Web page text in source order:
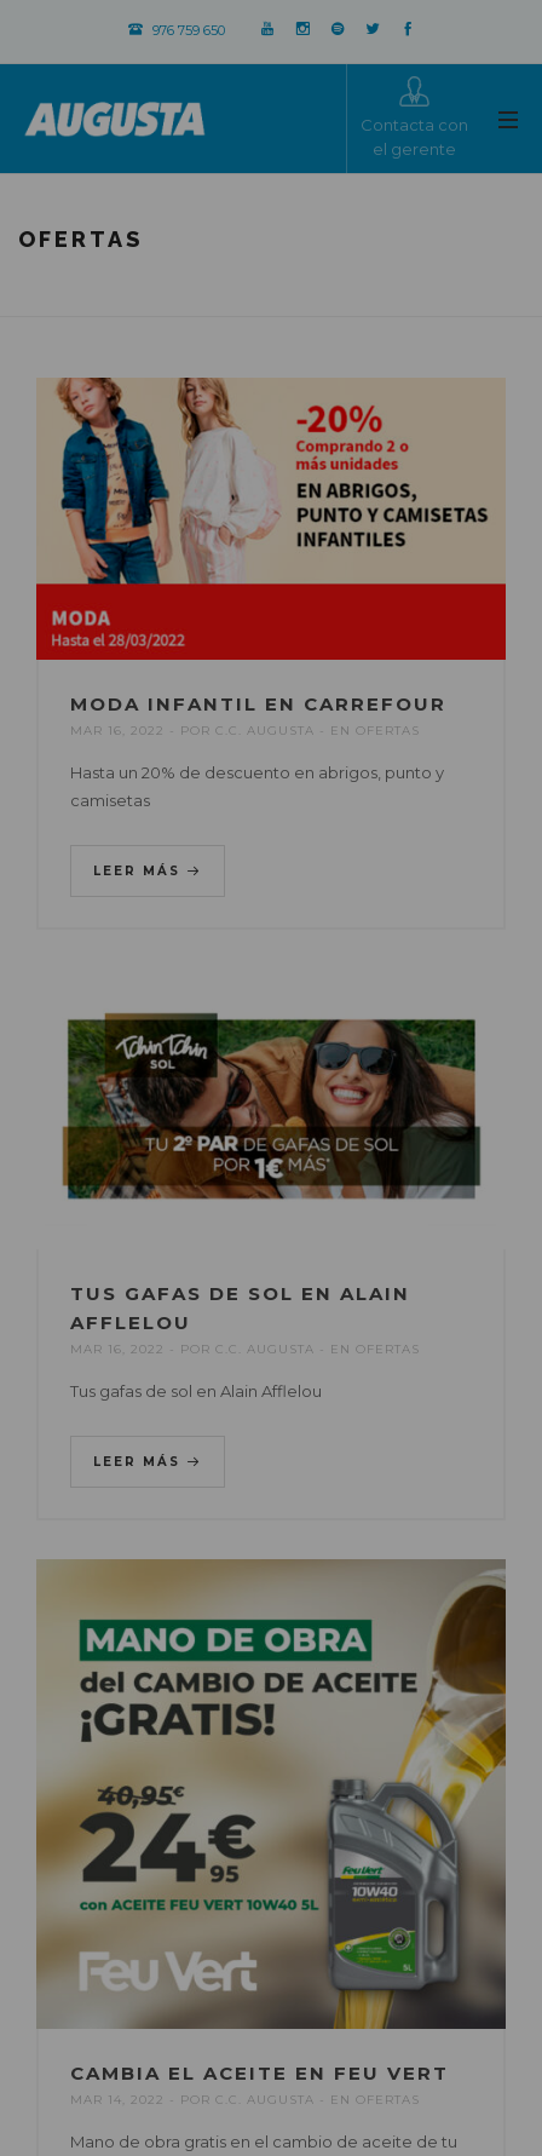
976 759 650
Contacta con
el gerente
OFERTAS
MODA INFANTIL EN CARREFOUR
MAR 16, 2022 POR C.C. AUGUSTA EN OFERTAS
Hasta un 20% de descuento en abrigos, punto y
camisetas
LEER MÁS
TUS GAFAS DE SOL EN ALAIN
AFFLELOU
MAR 16, 2022 POR C.C. AUGUSTA EN OFERTAS
Tus gafas de sol en Alain Afflelou
LEER MÁS
CAMBIA EL ACEITE EN FEU VERT
MAR 14, 2022 POR C.C. AUGUSTA EN OFERTAS
Mano de obra gratis en el cambio de aceite de tu